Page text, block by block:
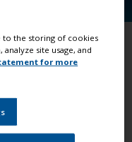
çok sezon
kullandıkça da
to the storing of cookies
site usage, and
for more